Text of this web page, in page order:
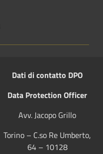
Dati di contatto DPO
Data Protection Officer
Avv. Jacopo Grillo
Torino – C.so Re Umberto,
64 – 10128